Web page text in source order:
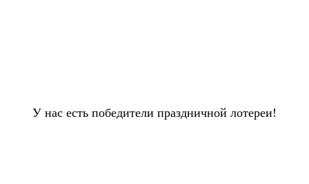
У нас есть победители праздничной лотереи!